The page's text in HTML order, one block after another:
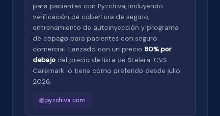
para pacientes con Pyzchiva, incluyendo
verificación de cobertura de seguro,
entrenamiento de autoinyección y programa
de copago para pacientes con seguro
comercial. Lanzado con un precio 80% por
debajodel precio de lista de Stelara. CVS
Caremark lo tiene como preferido desde julio
2026.
🌐 pyzchiva.com